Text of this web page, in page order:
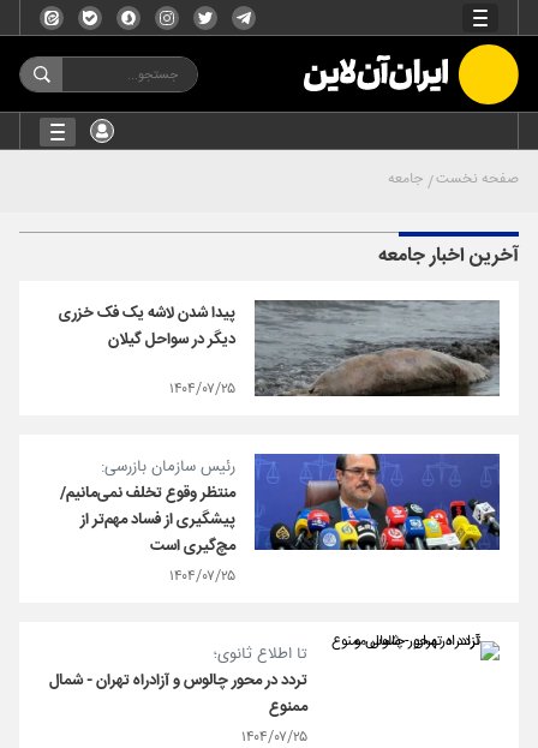
صفحه نخست جامعه
آخرین اخبار جامعه
پیدا شدن لاشه یک فک خزری
دیگر در سواحل گیلان
۱۴۰۴/۰۷/۲۵
رئیس سازمان بازرسی:
منتظر وقوع تخلف نمی‌مانیم/
پیشگیری از فساد مهم‌تر از
مچ‌گیری است
۱۴۰۴/۰۷/۲۵
تا اطلاع ثانوی؛
تردد در محور چالوس و آزادراه تهران - شمال
ممنوع
۱۴۰۴/۰۷/۲۵